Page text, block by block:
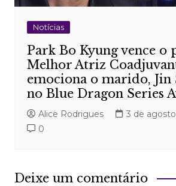
Notícias
Park Bo Kyung vence o
Melhor Atriz
emociona o marido, Jin
no Blue Dragon Series
Alice Rodrigues
3 de
0
Deixe um comentário